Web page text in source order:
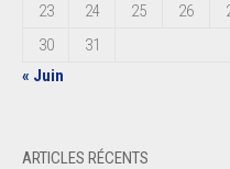
23
24 25 26
30
31
« Juin
ARTICLES RÉCENTS